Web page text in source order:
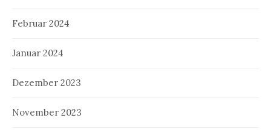
Februar 2024
Januar 2024
Dezember 2023
November 2023